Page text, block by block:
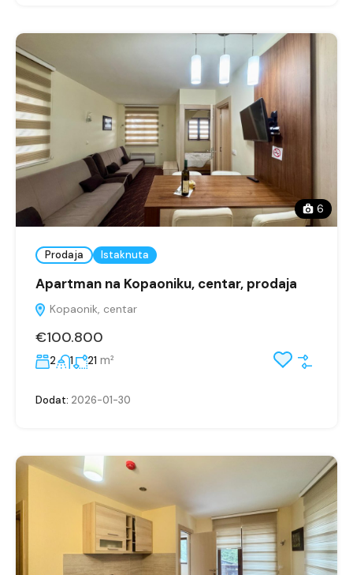
6
Prodaja Istaknuta
Apartman na Kopaoniku, centar, prodaja
Kopaonik, centar
€100.800
2 1 21 m²
Dodat: 2026-01-30